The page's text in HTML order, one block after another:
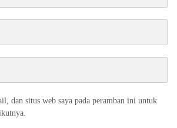
dan situs web saya pada peramban ini untuk